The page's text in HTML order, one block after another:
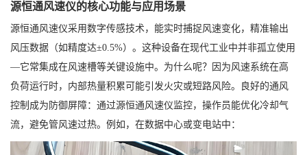
源恒通风速仪的核心功能与应用场景
源恒通风速仪采用数字传感技术，能实时捕捉风速变化，精准输出
风压数据（如精度达±0.5%）。这种设备在现代工业中并非孤立使用
—它常集成在风速槽等关键设施中。为什么呢？因为风速系统在高
负荷运行时，内部热量积累可能引发火灾或短路风险。良好的通风
控制成为防御屏障：通过源恒通风速仪监控，操作员能优化冷却气
流，避免管风速过热。例如，在数据中心或变电站中：